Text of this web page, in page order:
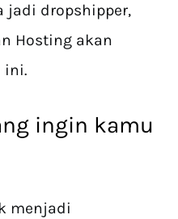
jadi dropshipper,
Hosting akan
ini.
ingin kamu
menjadi